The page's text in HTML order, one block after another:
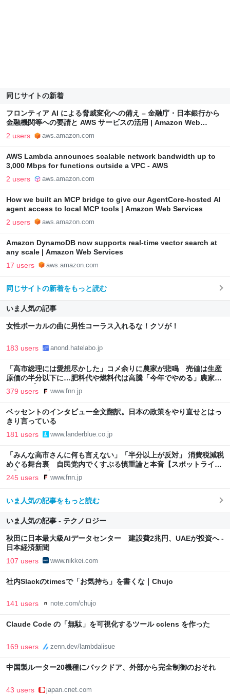
同じサイトの新着
フロンティア AI による脅威変化への備え – 金融庁・日本銀行から
金融機関等への要請と AWS サービスの活用 | Amazon Web
Services
2 users aws.amazon.com
AWS Lambda announces scalable network bandwidth up to
3,000 Mbps for functions outside a VPC - AWS
2 users aws.amazon.com
How we built an MCP bridge to give our AgentCore-hosted AI
agent access to local MCP tools | Amazon Web Services
2 users aws.amazon.com
Amazon DynamoDB now supports real-time vector search at
any scale | Amazon Web Services
17 users aws.amazon.com
同じサイトの新着をもっと読む
いま人気の記事
女性ボーカルの曲に男性コーラス入れるな！クソが！
183 users anond.hatelabo.jp
「高市総理には愛想尽かした」コメ余りに農家が悲鳴 売値は生産
原価の半分以下に…肥料代や燃料代は高騰「今年でやめる」農家も
｜FNNプライムオンライン
379 users www.fnn.jp
ベッセントのインタビュー全文翻訳。日本の政策をやり直せとはっ
きり言っている
181 users www.landerblue.co.jp
「みんな高市さんに何も言えない」「半分以上が反対」 消費税減税
めぐる舞台裏 自民党内でくすぶる慎重論と本音【スポットライ
ト】｜FNNプライムオンライン
245 users www.fnn.jp
いま人気の記事をもっと読む
いま人気の記事 - テクノロジー
秋田に日本最大級AIデータセンター 建設費2兆円、UAEが投資へ -
日本経済新聞
107 users www.nikkei.com
社内Slackのtimesで「お気持ち」を書くな｜Chujo
141 users note.com/chujo
Claude Code の「無駄」を可視化するツール cclens を作った
169 users zenn.dev/lambdalisue
中国製ルーター20機種にバックドア、外部から完全制御のおそれ
43 users japan.cnet.com